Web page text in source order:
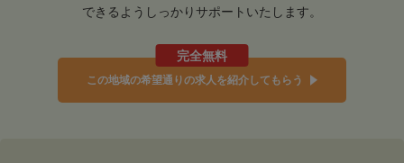
できるようしっかりサポートいたします。
完全無料
この地域の希望通りの求人を紹介してもらう